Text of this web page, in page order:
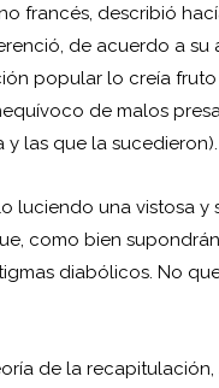
francés, describió
de acuerdo a su
popular lo creía
de malos
las que la sucedieron).
luciendo una vistosa y
como bien
diabólicos. No
de la